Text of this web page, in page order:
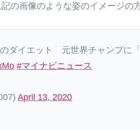
の画像のような姿のイメージの
ダイエット 元世界チャンプに「
#マイナビニュース
April 13, 2020